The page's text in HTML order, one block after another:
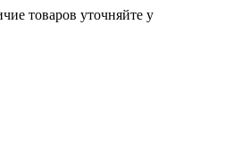
товаров уточняйте у